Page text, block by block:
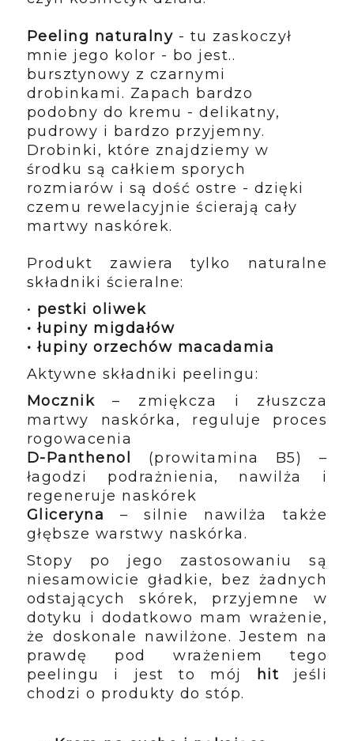
Peeling naturalny - tu zaskoczył
mnie jego kolor - bo jest..
bursztynowy z czarnymi
drobinkami. Zapach bardzo
podobny do kremu - delikatny,
pudrowy i bardzo przyjemny.
Drobinki, które znajdziemy w
środku są całkiem sporych
rozmiarów i są dość ostre - dzięki
czemu rewelacyjnie ścierają cały
martwy naskórek.
Produkt zawiera tylko naturalne
składniki ścieralne:
• pestki oliwek
• łupiny migdałów
• łupiny orzechów macadamia
Aktywne składniki peelingu:
Mocznik – zmiękcza i złuszcza
martwy naskórka, reguluje proces
rogowacenia
D-Panthenol
(prowitamina B5) –
łagodzi podrażnienia, nawilża i
regeneruje naskórek
Gliceryna – silnie nawilża także
głębsze warstwy naskórka.
Stopy po jego zastosowaniu są
niesamowicie gładkie, bez żadnych
odstających skórek, przyjemne w
dotyku i dodatkowo mam wrażenie,
że doskonale nawilżone. Jestem na
prawdę pod wrażeniem tego
peelingu i jest to mój
hit jeśli
chodzi o produkty do stóp.